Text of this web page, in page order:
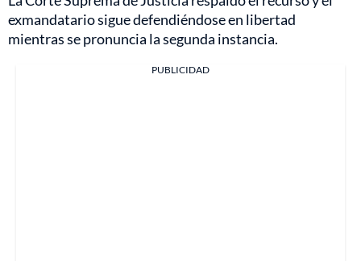
exmandatario sigue defendiéndose en libertad
mientras se pronuncia la segunda instancia.
PUBLICIDAD